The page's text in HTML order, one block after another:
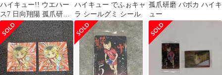
ハイキュー!! ウエハー
ス7 日向翔陽 孤爪研磨
SRレア2枚セット
ハイキュー でふぉキャ
ラ シールグミ シール
孤爪研磨 バボカ ハイキ
ュー